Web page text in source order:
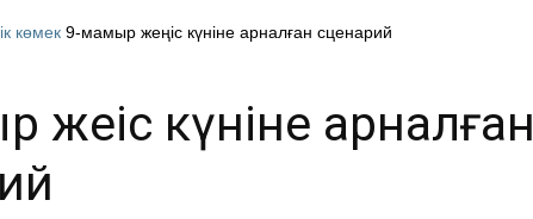
көмек 9-мамыр жеңіс күніне арналған сценарий
жеңіс күніне арналған